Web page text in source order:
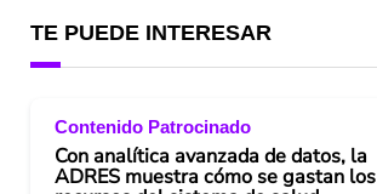
TE PUEDE INTERESAR
Contenido Patrocinado
Con analítica avanzada de datos, la
ADRES muestra cómo se gastan los